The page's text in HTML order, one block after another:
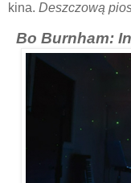
kina. Deszczową
Bo Burnham: